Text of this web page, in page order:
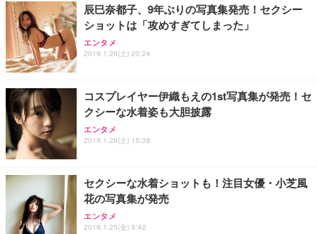
務用 おしゃれ パソコンチェア (ホワイト)
ANDWINT オフィスチェア デスクチェア 肘なし メ
ッシュ 通気性 ランバーサポート付き 腰サポート ガ
ス圧無段階昇降 360度回転 キャスター付き コンパク
【MiniLED/24.5inch/280Hz/FHD】GRAPHT THE S
HOOTER Gaming Monitor 24” Essential ゲーミン
グモニター QD 24.5インチ 1ms FHD 量子ドット 残
アイリスオーヤマ ペットシーツ 超厚型 お徳用 レギ
ュラー 200枚入【Amazon.co.jp限定】
辰巳奈都子、9年ぶりの写真集発売！セクシー
ショットは「攻めすぎてしまった」
エンタメ
2019.1.26(土) 20:24
コスプレイヤー伊織もえの1st写真集が発売！セ
クシーな水着姿も大胆披露
エンタメ
2019.1.26(土) 15:38
セクシーな水着ショットも！注目女優・小芝風
花の写真集が発売
エンタメ
2019.1.25(金) 8:42